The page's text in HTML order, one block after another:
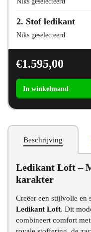
2 Stof ledikant
Niks geselecteerd
€1.595,00
Ledikant
Loft
In winkelmand
Beschrijving
Ledikant Loft –
karakter
Creëer een stijlvolle en
Ledikant Loft. Dit
combineert comfort